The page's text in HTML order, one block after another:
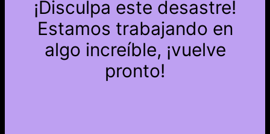
¡Disculpa este desastre!
Estamos trabajando en
algo increíble, ¡vuelve
pronto!